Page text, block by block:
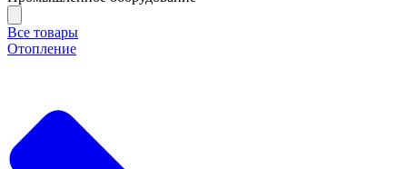
Все товары
Отопление